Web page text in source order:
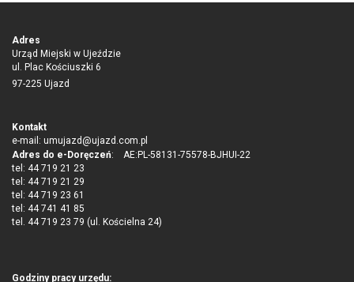
Adres
Urząd Miejski w Ujeździe
ul. Plac Kościuszki 6
97-225 Ujazd
Kontakt
e-mail: umujazd@ujazd.com.pl
Adres do e-Doręczeń: AE:PL-58131-75578-BJHUI-22
tel: 44 719 21 23
tel: 44 719 21 29
tel: 44 719 23 61
tel: 44 741 41 85
tel. 44 719 23 79 (ul. Kościelna 24)
Godziny pracy urzędu: